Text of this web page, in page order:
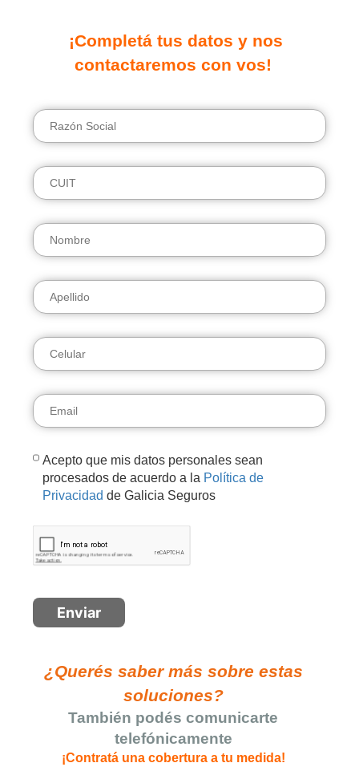
¡Completá tus datos y nos
contactaremos con vos!
Acepto que mis datos personales sean
procesados de acuerdo a la Política de
Privacidadde Galicia Seguros
¿Querés saber más sobre estas
soluciones?
También podés comunicarte
telefónicamente
¡Contratá una cobertura a tu medida!